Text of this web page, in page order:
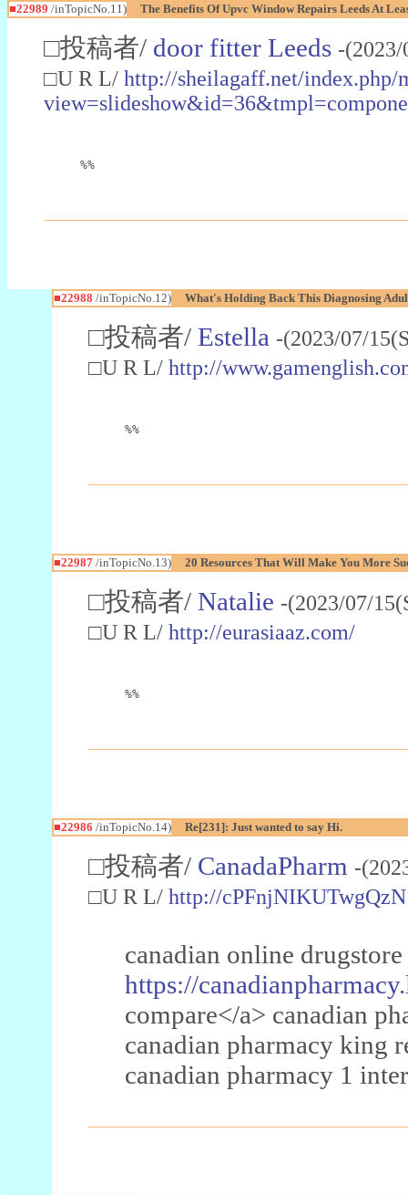
■22989 /inTopicNo.11) The Benefits Of Upvc Window Repairs Leeds At
□投稿者/ door fitter Leeds -
□U R L/ http://sheilagaff.net/index.php/
%%
■22988 /inTopicNo.12) What's Holding Back This Diagnosing
□投稿者/ Estella -(2023/07/
□U R L/ http://
%%
■22987/inTopicNo.13) 20 Resources That Will Make You More
□投稿者/ Natalie -(2023/07/
□U R L/ http://eurasiaaz.com/
%%
■22986 /inTopicNo.14) Re[231]: Just wanted to say Hi.
□投稿者/ CanadaPharm -
□U R L/ http://cPFnjNIKUTwgQzN
canadian online
https://
compare</a> canadian
canadian pharmacy king
canadian pharmacy 1